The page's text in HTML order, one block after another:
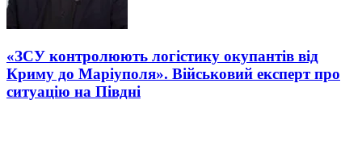
«ЗСУ контролюють логістику окупантів від
Криму до Маріуполя». Військовий експерт про
ситуацію на Півдні